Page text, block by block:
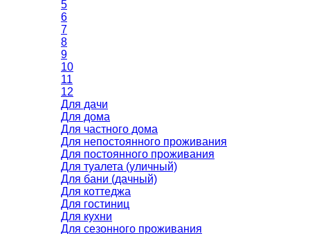
5
6
7
8
9
10
11
12
Для дачи
Для дома
Для частного дома
Для непостоянного проживания
Для постоянного проживания
Для туалета (уличный)
Для бани (дачный)
Для коттеджа
Для гостиниц
Для кухни
Для сезонного проживания